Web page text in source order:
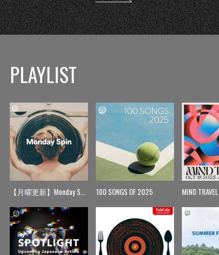
PLAYLIST
【月曜更新】Monday Spin 100 SONGS OF 2025 MIND TRAVEL